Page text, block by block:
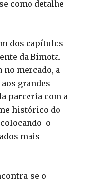
como detalhe
dos capítulos
da Bimota.
no mercado, a
grandes
parceria com a
histórico do
o
mais
se o